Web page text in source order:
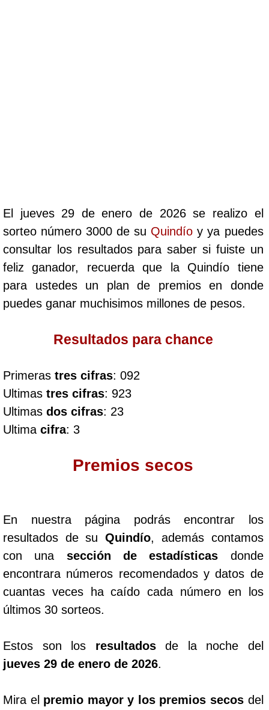
Cafeterito Noche
Caribeña Día
Caribeña Noche
Culona día
Culona noche
Dorado Mañana
Dorado Noche
Fantástica Día
Fantástica Noche
Motilon Tarde
El jueves 29 de enero de 2026 se realizo el
sorteo número 3000 de su Quindío y ya puedes
consultar los resultados para saber si fuiste un
feliz ganador, recuerda que la Quindío tiene
para ustedes un plan de premios en donde
puedes ganar muchisimos millones de pesos.
Resultados para chance
Primeras tres cifras: 092
Ultimas tres cifras: 923
Ultimas dos cifras: 23
Ultima cifra: 3
Premios secos
En nuestra página podrás encontrar los
resultados de suQuindío, además contamos
con una sección de estadísticas donde
encontrara números recomendados y datos de
cuantas veces ha caído cada número en los
últimos 30 sorteos.
Estos son los resultadosde la noche del
jueves 29 de enero de 2026.
Mira el premio mayor y los premios secosdel